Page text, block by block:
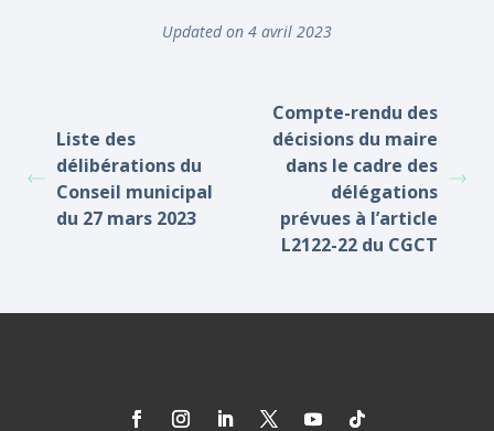
Updated on 4 avril 2023
Liste des
délibérations du
Conseil municipal
du 27 mars 2023
Compte-rendu des
décisions du maire
dans le cadre des
délégations
prévues à l’article
L2122-22 du CGCT